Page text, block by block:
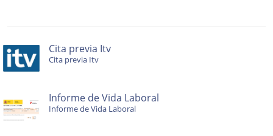
Cita previa Itv
Cita previa Itv
Informe de Vida Laboral
Informe de Vida Laboral